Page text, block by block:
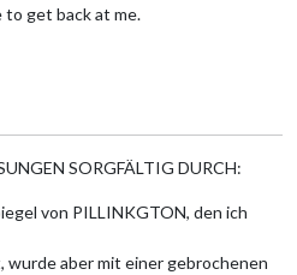
to get back at me.
SORGFÄLTIG DURCH:
von PILLINKGTON, den ich
wurde aber mit einer gebrochenen